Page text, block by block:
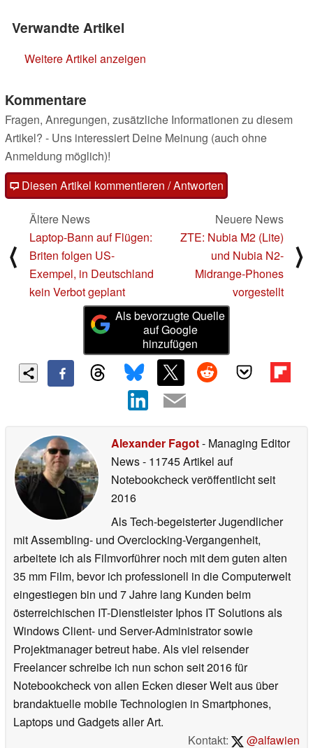
Verwandte Artikel
Weitere Artikel anzeigen
Kommentare
Fragen, Anregungen, zusätzliche Informationen zu diesem
Artikel? - Uns interessiert Deine Meinung (auch ohne
Anmeldung möglich)!
Diesen Artikel kommentieren / Antworten
⟨
Ältere News
Laptop-Bann auf Flügen:
Briten folgen US-
Exempel, in Deutschland
kein Verbot geplant
Neuere News
ZTE: Nubia M2 (Lite)
und Nubia N2-
Midrange-Phones
vorgestellt
⟩
Als bevorzugte Quelle
auf Google
hinzufügen
Alexander Fagot- Managing Editor
News- 11745 Artikel auf
Notebookcheck veröffentlichtseit
2016
Als Tech-begeisterter Jugendlicher
mit Assembling- und Overclocking-Vergangenheit,
arbeitete ich als Filmvorführer noch mit dem guten alten
35 mm Film, bevor ich professionell in die Computerwelt
eingestiegen bin und 7 Jahre lang Kunden beim
österreichischen IT-Dienstleister Iphos IT Solutions als
Windows Client- und Server-Administrator sowie
Projektmanager betreut habe. Als viel reisender
Freelancer schreibe ich nun schon seit 2016 für
Notebookcheck von allen Ecken dieser Welt aus über
brandaktuelle mobile Technologien in Smartphones,
Laptops und Gadgets aller Art.
Kontakt:
@alfawien